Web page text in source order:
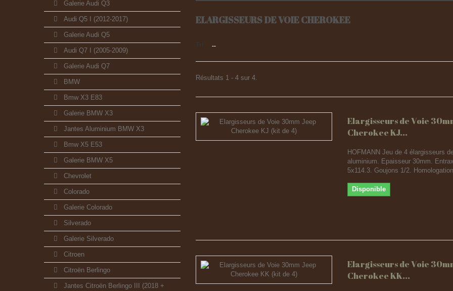
Galerie Audi Q3
Audi Q5 I (2012-2017)
Galerie Audi Q5
Audi Q7 I (2005-2009)
Galerie Audi Q7
BMW
Bmw X3 E83
Galerie BMW X3
Jantes Aluminium BMW X3
Bmw X5 E53
Galerie BMW X5
Chevrolet
Colorado
Galerie Colorado
Silverado
Galerie Silverado
Citroen
Citroën Berlingo
Jantes Citroën Berlingo III (2018 +
ELARGISSEURS DE VOIE CHEROKEE
--
Résultats 1 - 4 sur 4.
Elargisseurs de Voie
Cherokee KJ...
HOFMANN Jeu de 4 élargisseurs
aluminium. Epaisseur 30mm.
5x114.3. Goujons 1/2.
Disponible
Elargisseurs de Voie
Cherokee KK...